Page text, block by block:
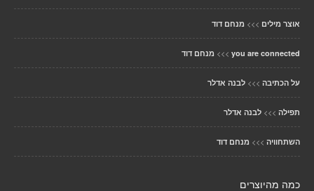
אוצר מילים >>> מנחם דוד
you are connected
>>> מנחם דוד
על הכתיבה >>> לבנה אדלר
תפילה >>> לבנה אדלר
השתחוויה >>> מנחם דוד
כמה מהיוצרים